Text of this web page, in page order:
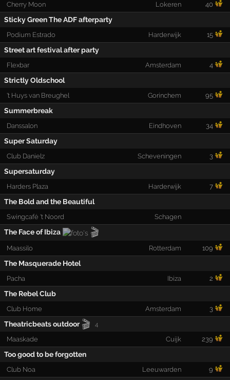
Cherry Moon Lokeren 40
Sticky Green The ADF afterparty
Podium Estrado Harderwijk 15
Street art festival after party
Flexbar Amsterdam 4
Strictly Oldschool
't Huys van Breughel Gorinchem 95
Summerbreak
Danssalon Eindhoven 34
Super Saturday
Club Danielz Scheveningen 3
Supersaturday
Harders Plaza Harderwijk 7
The Bold and the Beautiful
Swingcafé 't Noord Schagen
The Face of Ibiza 🎬
Maassilo Rotterdam 109
The Masquerade Hotel
Pacha Ibiza 2
The Rebel Club
Club Home Amsterdam 3
Theatricbeats outdoor 🎬 4
Maaskade Cuijk 239
Too good to be forgotten
Club Noa Leeuwarden 9